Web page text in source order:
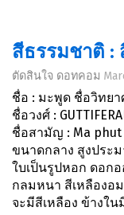
สีธรรมชาติ :
ตัดสินใจ ดอทคอม
ชื่อ : มะพูด ชื่อวิทยา
ชื่อวงศ์ :
ชื่อสามัญ : Ma
ขนาดกลาง สูงประม
ใบเป็นรูปหอก ดอก
กลมหนา สีเหลืองอ
จะมีสีเหลือง ข้างใน